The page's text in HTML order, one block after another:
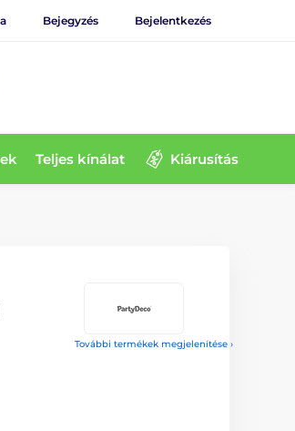
Bejegyzés Bejelentkezés
Teljes kínálat Kiárusítás
További termékek megjelenítése ›